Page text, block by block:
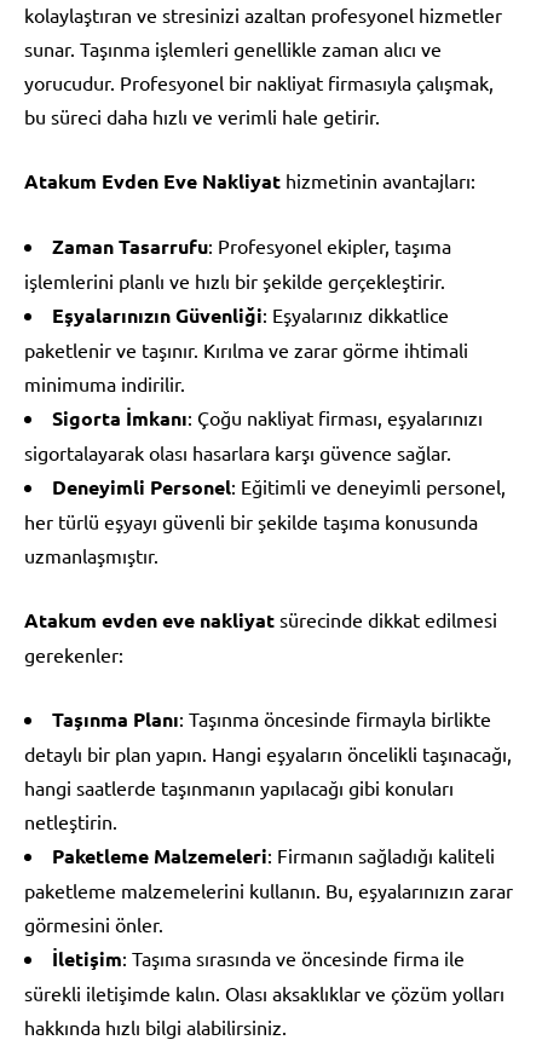
kolaylaştıran ve stresinizi azaltan profesyonel hizmetler
sunar. Taşınma işlemleri genellikle zaman alıcı ve
yorucudur. Profesyonel bir nakliyat firmasıyla çalışmak,
bu süreci daha hızlı ve verimli hale getirir.
Atakum Evden Eve Nakliyat hizmetinin avantajları:
Zaman Tasarrufu: Profesyonel ekipler, taşıma
işlemlerini planlı ve hızlı bir şekilde gerçekleştirir.
Eşyalarınızın Güvenliği: Eşyalarınız dikkatlice
paketlenir ve taşınır. Kırılma ve zarar görme ihtimali
minimuma indirilir.
Sigorta İmkanı: Çoğu nakliyat firması, eşyalarınızı
sigortalayarak olası hasarlara karşı güvence sağlar.
Deneyimli Personel: Eğitimli ve deneyimli personel,
her türlü eşyayı güvenli bir şekilde taşıma konusunda
uzmanlaşmıştır.
Atakum evden eve nakliyat sürecinde dikkat edilmesi
gerekenler:
Taşınma Planı: Taşınma öncesinde firmayla birlikte
detaylı bir plan yapın. Hangi eşyaların öncelikli taşınacağı,
hangi saatlerde taşınmanın yapılacağı gibi konuları
netleştirin.
Paketleme Malzemeleri: Firmanın sağladığı kaliteli
paketleme malzemelerini kullanın. Bu, eşyalarınızın zarar
görmesini önler.
İletişim: Taşıma sırasında ve öncesinde firma ile
sürekli iletişimde kalın. Olası aksaklıklar ve çözüm yolları
hakkında hızlı bilgi alabilirsiniz.